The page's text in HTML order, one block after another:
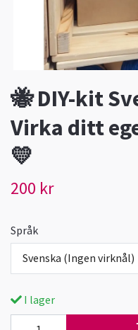
🐝 DIY-kit
Virka ditt
💛
200 kr
Språk
Svenska (Ingen virknål)
I lager